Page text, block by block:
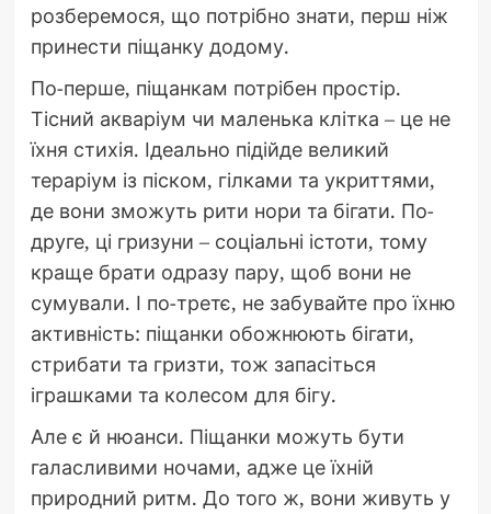
розберемося, що потрібно знати, перш ніж
принести піщанку додому.
По-перше, піщанкам потрібен простір.
Тісний акваріум чи маленька клітка – це не
їхня стихія. Ідеально підійде великий
тераріум із піском, гілками та укриттями,
де вони зможуть рити нори та бігати. По-
друге, ці гризуни – соціальні істоти, тому
краще брати одразу пару, щоб вони не
сумували. І по-третє, не забувайте про їхню
активність: піщанки обожнюють бігати,
стрибати та гризти, тож запасіться
іграшками та колесом для бігу.
Але є й нюанси. Піщанки можуть бути
галасливими ночами, адже це їхній
природний ритм. До того ж, вони живуть у